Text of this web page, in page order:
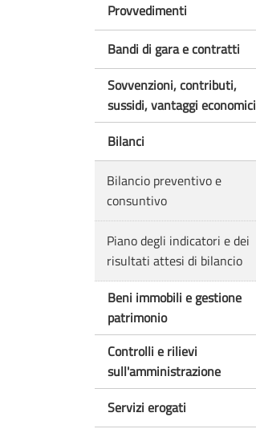
Provvedimenti
Bandi di gara e contratti
Sovvenzioni, contributi,
sussidi, vantaggi economici
Bilanci
Bilancio preventivo e
consuntivo
Piano degli indicatori e dei
risultati attesi di bilancio
Beni immobili e gestione
patrimonio
Controlli e rilievi
sull'amministrazione
Servizi erogati